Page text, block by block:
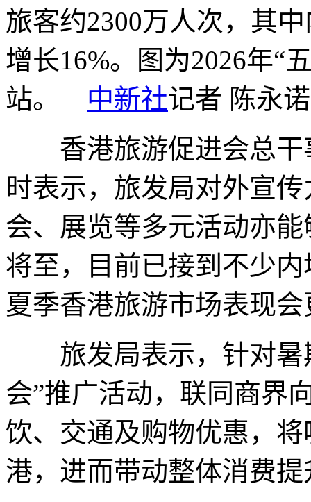
旅客约2300万人次，其
增长16%。图为2026年“
站。 中新社记者 陈永
香港旅游促进会总干
时表示，旅发局对外宣
会、展览等多元活动亦
将至，目前已接到不少
夏季香港旅游市场表现
旅发局表示，针对暑
会”推广活动，联同商界
饮、交通及购物优惠，
港，进而带动整体消费